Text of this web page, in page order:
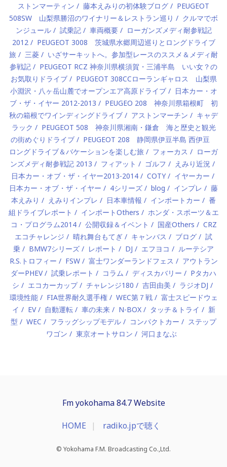
ストンマーティン
藤本えみりの初体験ブログ
PEUGEOT
508SW 山梨県勝沼のワイナリー＆レストラン巡り
クルマでボ
ンジュール
試乗記 車両概要
ローガンズメディ耐参戦記
2012
PEUGEOT 3008 茨城県水郷周辺巡りとロングドライブ
旅
三菱
いざサーキットへ。参加型レースのススメ＆メディ耐
参戦記
PEUGEOT RCZ 神奈川県横須賀・三浦半島 いい女？の
お気取りドライブ
PEUGEOT 308CCローランギャロス 山梨県
小淵沢・八ヶ岳山麓でオープンエア高原ドライブ
日本カー・オ
ブ・ザ・イヤー 2012-2013
PEUGEO 208 神奈川県箱根町 初
秋の箱根でワインディングドライブ
アストンマーチン
キャデ
ラック
PEUGEOT 508 神奈川県湘南・鎌倉 海と歴史と観光
の街めぐりドライブ
PEUGEOT 208 静岡県伊豆半島 西伊豆
ロングドライブ＆バケーションを楽しむ旅
フォーカス
ローガ
ンズメディ耐参戦記 2013
フィアット ゴルフ
えみり近況
日本カー・オブ・ザ・イヤー2013-2014
COTY
イヤーカー
日本カー・オブ・ザ・イヤー
4シリーズ blog インプレ
藤
本えみり
えみりインプレ 日本車情報 インポートカー
番
組ドライブレポート
インポートOthers
ホンダ・スポーツ＆エ
コ・プログラム2014
公開収録＆イベント 国産Others
CRZ
エコチャレンジ
晴れ舞台もてぎ キャンバス ブログ
試
乗
BMW7シリーズ レポート DJ エフヨコ
ルーテシア
R.S.トロフィー
FSW 富士ワンダーランドフェス
アウトラン
ダーPHEV
試乗レポート コラム ディスカバリー
Pタカハ
シ
エコカーカップ チャレンジ180 吉田由美
ラジオDJ
環境性能
FIA世界耐久選手権 WEC第７戦
富士スピードウェ
イ
EV 自動運転 車の未来 N-BOX タッチ＆トライ
新
型
WEC フラッグシップモデル コンパクトカー
ステップ
ワゴン
東京オートサロン 河口まなぶ
Fm yokohama 84.7 Website
HOME radiko.jpで聴く
© Yokohama F.M. Broadcasting Co.,Ltd.